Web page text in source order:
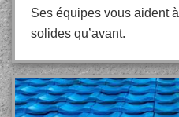
Ses équipes vous aident
solides qu’avant.